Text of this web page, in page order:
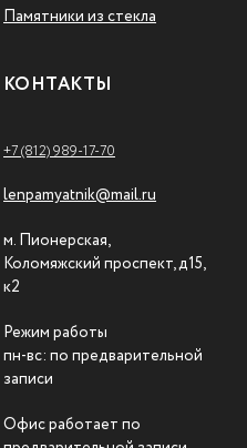
Памятники из стекла
КОНТАКТЫ
+7 (812) 989-17-70
lenpamyatnik@mail.ru
м. Пионерская,
Коломяжский проспект, д15,
к2
Режим работы
пн-вс: по предварительной
записи
Офис работает по